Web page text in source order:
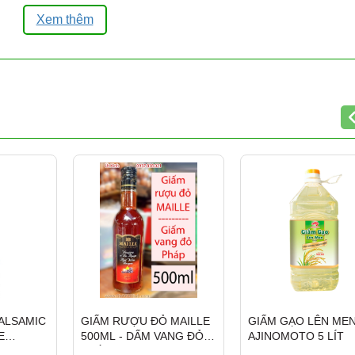
Phường 5, Quận 5, TP.HCM
hỗ trợ 24/24)
Xem thêm
GIẤM RƯỢU ĐỎ MAILLE
500ML - DẤM VANG ĐỎ
GIẤM GẠO LÊN MEN
AJINOMOTO 5 LÍT